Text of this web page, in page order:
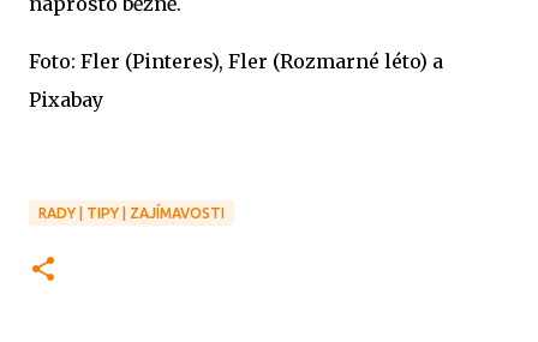
Foto: Fler (Pinteres), Fler (Rozmarné léto) a
Pixabay
RADY | TIPY | ZAJÍMAVOSTI